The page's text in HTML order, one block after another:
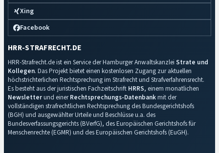
Xing
Facebook
HRR-STRAFRECHT.DE
HRR-Strafrecht.de ist ein Service der Hamburger Anwaltskanzlei Strate und
Kollegen. Das Projekt bietet einen kostenlosen Zugang zur aktuellen
höchstrichterlichen Rechtsprechung im Strafrecht und Strafverfahrensrecht.
Es besteht aus der juristischen Fachzeitschrift HRRS, einem monatlichen
Newsletterund einerRechtsprechungs-Datenbankmit der
vollständigen strafrechtlichen Rechtsprechung des Bundesgerichtshofs
(BGH) und ausgewählter Urteile und Beschlüsse u.a. des
Bundesverfassungsgerichts (BVerfG), des Europäischen Gerichtshofs für
Menschenrechte (EGMR) und des Europäischen Gerichtshofs (EuGH).